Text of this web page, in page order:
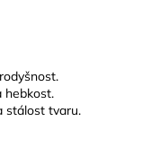
hebkost.
stálost tvaru.